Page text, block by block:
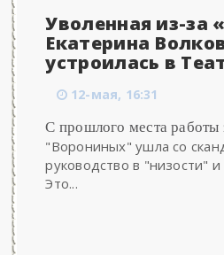
Уволенная из-за
Екатерина
устроилась в
12-мая, 16:31
С прошлого места работы
"Ворониных" ушла со
руководство в "низости"
Это...